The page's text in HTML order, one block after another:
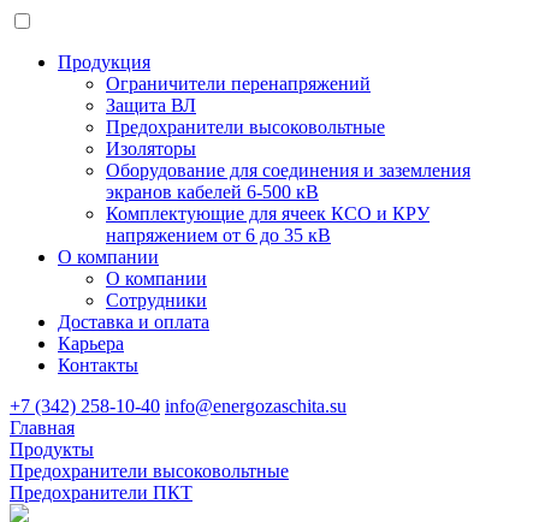
Продукция
Ограничители перенапряжений
Защита ВЛ
Предохранители высоковольтные
Изоляторы
Оборудование для соединения и заземления
экранов кабелей 6-500 кВ
Комплектующие для ячеек КСО и КРУ
напряжением от 6 до 35 кВ
О компании
О компании
Сотрудники
Доставка и оплата
Карьера
Контакты
+7 (342) 258-10-40 info@energozaschita.su
Главная
Продукты
Предохранители высоковольтные
Предохранители ПКТ